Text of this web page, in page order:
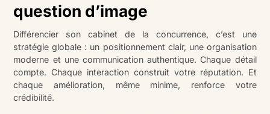
question d’image
Différencier son cabinet de la concurrence, c’est une
stratégie globale : un positionnement clair, une organisation
moderne et une communication authentique. Chaque détail
compte. Chaque interaction construit votre réputation. Et
chaque amélioration, même minime, renforce votre
crédibilité.